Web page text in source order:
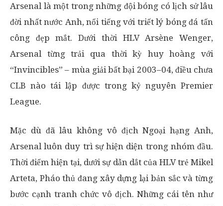
Arsenal là một trong những đội bóng có lịch sử lâu
đời nhất nước Anh, nổi tiếng với triết lý bóng đá tấn
công đẹp mắt. Dưới thời HLV Arsène Wenger,
Arsenal từng trải qua thời kỳ huy hoàng với
“Invincibles” – mùa giải bất bại 2003–04, điều chưa
CLB nào tái lập được trong kỷ nguyên Premier
League.
Mặc dù đã lâu không vô địch Ngoại hạng Anh,
Arsenal luôn duy trì sự hiện diện trong nhóm đầu.
Thời điểm hiện tại, dưới sự dẫn dắt của HLV trẻ Mikel
Arteta, Pháo thủ đang xây dựng lại bản sắc và từng
bước cạnh tranh chức vô địch. Những cái tên như